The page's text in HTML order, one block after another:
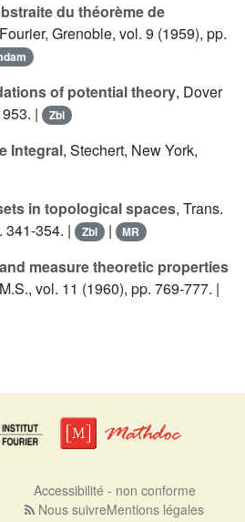
du théorème de
Grenoble, vol. 9 (1959), pp.
of potential theory, Dover
|
Zbl
Integral, Stechert, New York,
in topological spaces, Trans.
341-354. |
Zbl | MR
measure theoretic properties
vol. 11 (1960), pp. 769-777. |
Accessibilité - non conforme
Nous suivreMentions légales